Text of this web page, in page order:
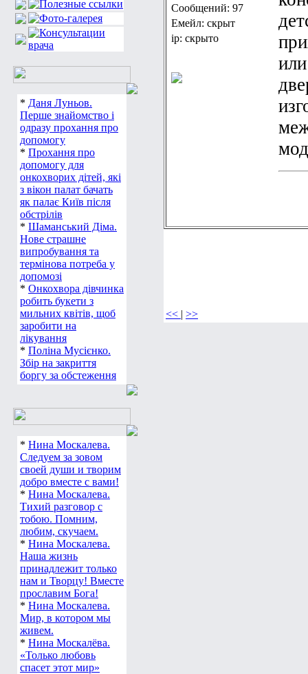
* Даня Луньов.
Перше знайомство і
одразу прохання про
допомогу
* Прохання про
допомогу для
онкохворих дітей, які
з вікон палат бачать
як палає Київ після
обстрілів
* Шаманський Діма.
Нове страшне
випробування та
термінова потреба у
допомозі
* Онкохвора дівчинка
робить букети з
мильних квітів, щоб
заробити на
лікування
* Поліна Мусієнко.
Збір на закриття
боргу за обстеження
* Нина Москалева.
Следуем за зовом
своей души и творим
добро вместе с вами!
* Нина Москалева.
Тихий разговор с
тобою. Помним,
любим, скучаем.
* Нина Москалева.
Наша жизнь
принадлежит только
нам и Творцу! Вместе
прославим Бога!
* Нина Москалева.
Мир, в котором мы
живем.
* Нина Москалёва.
«Только любовь
спасет этот мир»
Сообщений: 97
Емейл: скрыт
ip: скрыто
<< | >>